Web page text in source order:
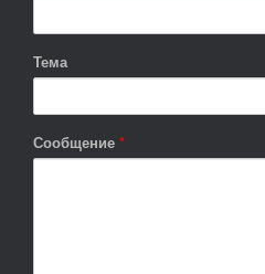
Тема
Сообщение *